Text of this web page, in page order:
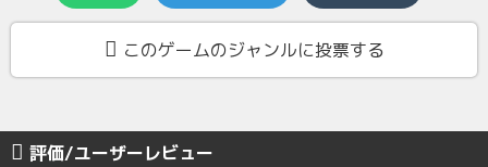
このゲームのジャンルに投票する
評価/ユーザーレビュー